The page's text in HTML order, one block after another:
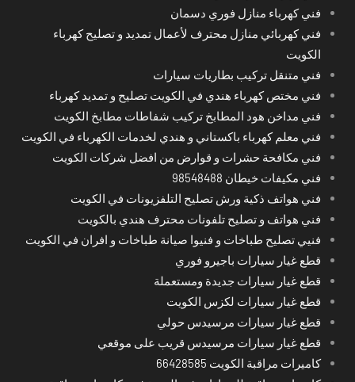
فني كهرباء منازل فوري دسمان
فني كهربائي منازل محترف لأعمال تمديد و تصليح كهرباء
الكويت
فني متنقل تركيب بطاريات سيارات
فني مختص كهرباء هندي في الكويت تصليح و تمديد كهرباء
فني مداخن هود المطابخ تركيب شفاطات مطابخ الكويت
فني معلم كهرباء باكستاني و هندي لخدمات الكهرباء في الكويت
فني مكافحة حشرات و قوارض من افضل شركات الكويت
فني مكيفات خيطان 98548488
فني هواتف ذكية ورش تصليح التلفزيونات في الكويت
فني هواتف و تصليح تلفونات محترف هندي بالكويت
فنيي تصليح طباخات و فنيوا صيانة طباخات و افران في الكويت
قطع غيار سيارات باجيرو فوري
قطع غيار سيارات جديدة ومستعملة
قطع غيار سيارات لكزس الكويت
قطع غيار سيارات مرسيدس حولي
قطع غيار سيارات مرسيدس قريب على موقعي
كاميرات مراقبة الكويت 66428585